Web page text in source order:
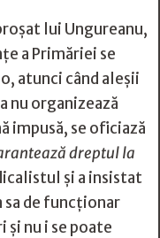
lui Ungureanu,
a Primăriei se
atunci când aleșii
nu organizează
impusă, se oficiază
dreptul la
și a insistat
sa de funcționar
nu i se poate